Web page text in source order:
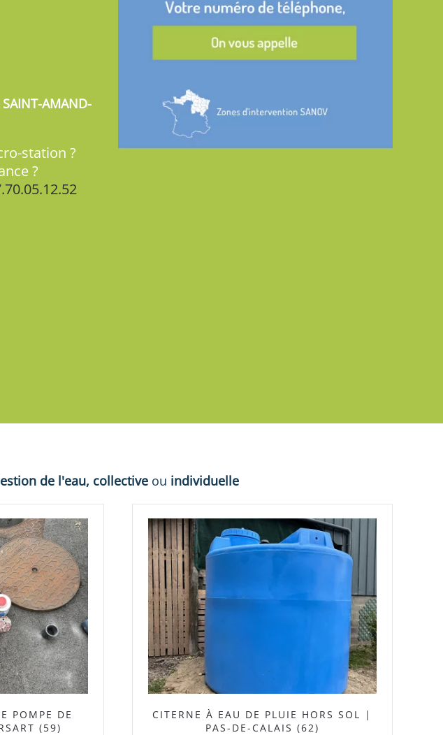
AMAND-
station ?
?
de l'eau, collective ou individuelle
POMPE DE
(59)
CITERNE À EAU DE PLUIE HORS SOL |
PAS-DE-CALAIS (62)